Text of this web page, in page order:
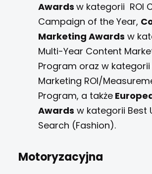
Awardsw kategorii ROI
Campaign of the Year,
Marketing Awards w
Multi-Year Content
Program oraz w
Marketing ROI/
Program, a także
Awards w kategorii Best
Search (Fashion).
Motoryzacyjna